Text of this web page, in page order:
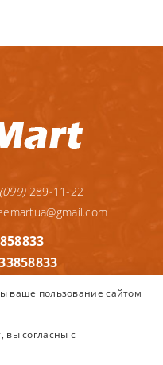
(099)289-11-22
- интернет магазин
ваше пользование сайтом
вы согласны с